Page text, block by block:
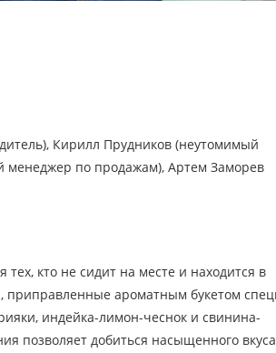
Кирилл Прудников (неутомимый
менеджер по продажам), Артем Заморев
кто не сидит на месте и находится в
приправленные ароматным букетом
индейка-лимон-чеснок и свинина-
позволяет добиться насыщенного